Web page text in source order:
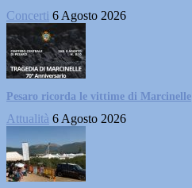
Concerti 6 Agosto 2026
Pesaro ricorda le vittime di Marcinelle
Attualità 6 Agosto 2026